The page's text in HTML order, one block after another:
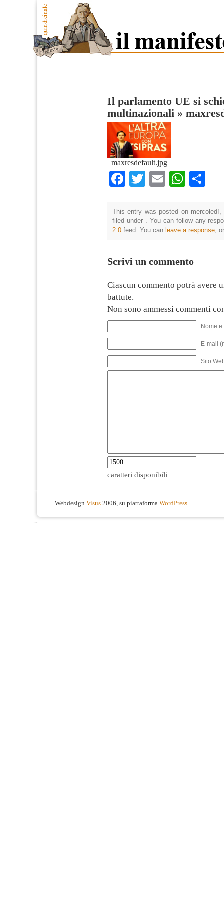
Il parlamento UE si
multinazionali »
maxresdefault.jpg
Facebook
TwitterEmail
This entry was posted on
filed under . You can follow any
2.0 feed. You can leave a response,
Scrivi un commento
Ciascun commento potrà avere
battute.
Non sono ammessi commenti
Nome
E-mail
Sito
caratteri disponibili
Webdesign Visus 2006, su piattaforma WordPress